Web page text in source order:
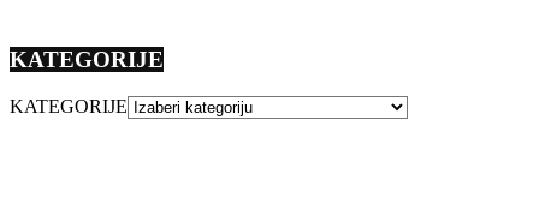
KATEGORIJE
KATEGORIJE